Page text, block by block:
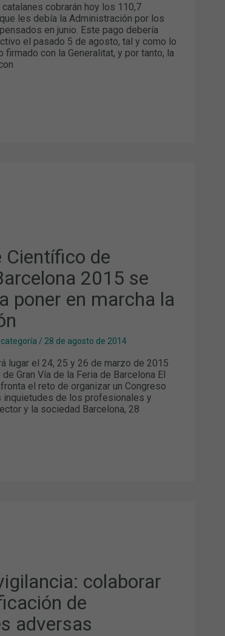
cobrarán hoy los 110,7
les debía la Administración por los
en junio. Este pago debería
el pasado 5 de agosto, tal y como lo
firmado con la Generalitat, y por tanto, la
Científico de
2015 se
poner en marcha la
/ 28 de agosto de 2014
lugar el 24, 25 y 26 de marzo de 2015
Gran Vía de la Feria de Barcelona El
el reto de organizar un Congreso
inquietudes de los profesionales y
y la sociedad Barcelona, 28
colaborar
de
adversas